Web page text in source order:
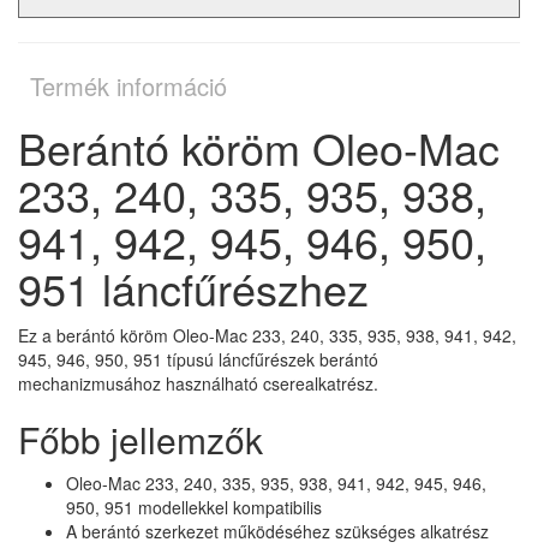
Termék információ
Berántó köröm Oleo-Mac
233, 240, 335, 935, 938,
941, 942, 945, 946, 950,
951 láncfűrészhez
Ez a berántó köröm Oleo-Mac 233, 240, 335, 935, 938, 941, 942,
945, 946, 950, 951 típusú láncfűrészek berántó
mechanizmusához használható cserealkatrész.
Főbb jellemzők
Oleo-Mac 233, 240, 335, 935, 938, 941, 942, 945, 946,
950, 951 modellekkel kompatibilis
A berántó szerkezet működéséhez szükséges alkatrész